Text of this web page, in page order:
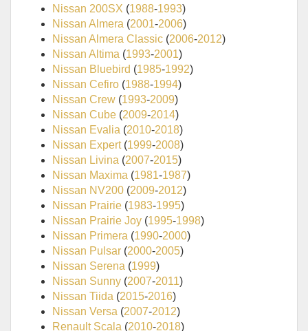
Nissan 200SX (1988-1993)
Nissan Almera (2001-2006)
Nissan Almera Classic (2006-2012)
Nissan Altima (1993-2001)
Nissan Bluebird (1985-1992)
Nissan Cefiro (1988-1994)
Nissan Crew (1993-2009)
Nissan Cube (2009-2014)
Nissan Evalia (2010-2018)
Nissan Expert(1999-2008)
Nissan Livina (2007-2015)
Nissan Maxima (1981-1987)
Nissan NV200 (2009-2012)
Nissan Prairie (1983-1995)
Nissan Prairie Joy (1995-1998)
Nissan Primera (1990-2000)
Nissan Pulsar (2000-2005)
Nissan Serena (1999)
Nissan Sunny (2007-2011)
Nissan Tiida (2015-2016)
Nissan Versa (2007-2012)
Renault Scala (2010-2018)